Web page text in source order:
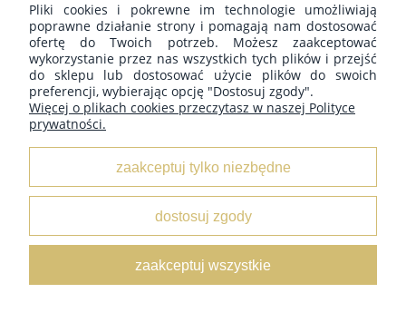
POMOC
MOJE KONTO
PŁATNOŚCI I DOSTAWA
O NAS
Pliki cookies i pokrewne im technologie umożliwiają
poprawne działanie strony i pomagają nam dostosować
ofertę do Twoich potrzeb. Możesz zaakceptować
wykorzystanie przez nas wszystkich tych plików i przejść
do sklepu lub dostosować użycie plików do swoich
preferencji, wybierając opcję "Dostosuj zgody".
Więcej o plikach cookies przeczytasz w naszej Polityce
prywatności.
zaakceptuj tylko niezbędne
dostosuj zgody
zaakceptuj wszystkie